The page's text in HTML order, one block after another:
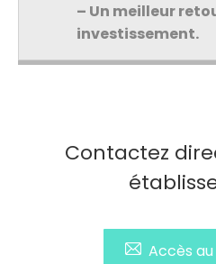
– Un meilleur
investissement.
Contactez
Accès